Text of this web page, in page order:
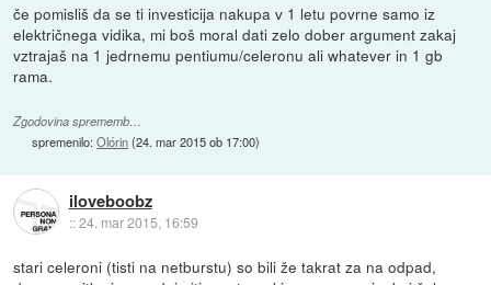
če pomisliš da se ti investicija nakupa v 1 letu povrne samo iz
električnega vidika, mi boš moral dati zelo dober argument zakaj
vztrajaš na 1 jedrnemu pentiumu/celeronu ali whatever in 1 gb
rama.
Zgodovina sprememb…
spremenilo:Olórin(24. mar 2015 ob 17:00)
iloveboobz
::24. mar 2015, 16:59
stari celeroni (tisti na netburstu) so bili že takrat za na odpad,